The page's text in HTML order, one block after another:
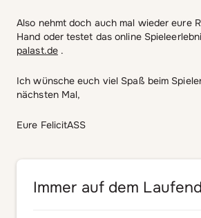
Also nehmt doch auch mal wieder eure
Hand oder testet das online
palast.de.
Ich wünsche euch viel Spaß beim
nächsten Mal,
Eure FelicitASS
Immer auf dem